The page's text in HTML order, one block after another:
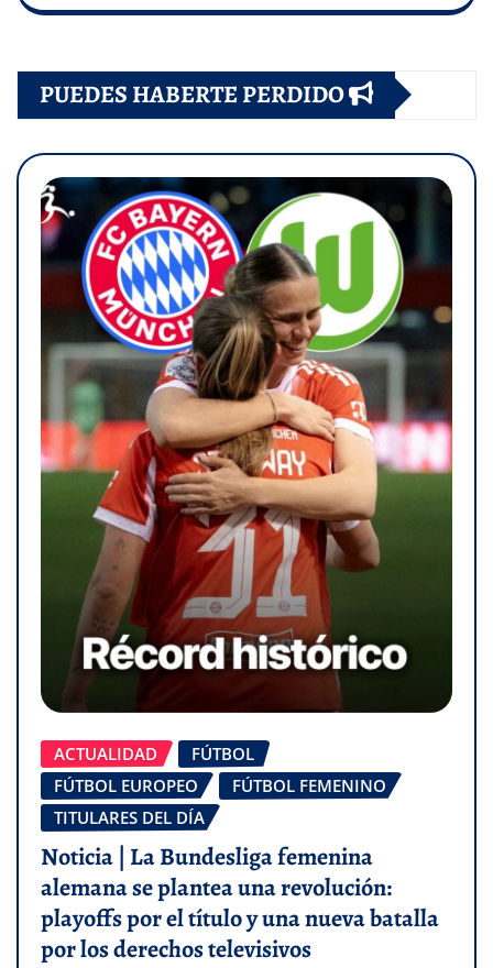
PUEDES HABERTE PERDIDO
ACTUALIDAD
FÚTBOL
FÚTBOL EUROPEO
FÚTBOL FEMENINO
TITULARES DEL DÍA
Noticia | La Bundesliga femenina
alemana se plantea una revolución:
playoffs por el título y una nueva batalla
por los derechos televisivos